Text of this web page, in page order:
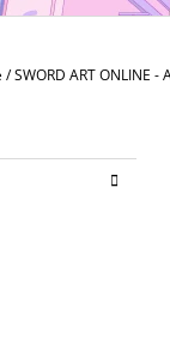
/SWORD ART ONLINE